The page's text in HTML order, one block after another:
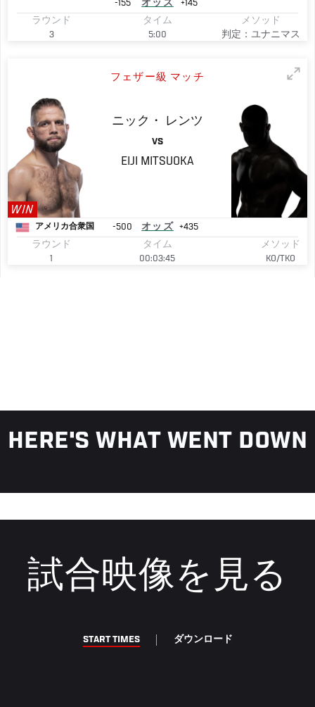
-155 オッズ
+145
ラウンド
3
タイム
5:00
メソッド
判定：ユナニマス
フェザー級 マッチ
WIN
ニック・ レンツ
VS
EIJI MITSUOKA
アメリカ合衆国 -500 オッズ
+435
ラウンド
1
タイム
00:03:45
メソッド
KO/TKO
HERE'S WHAT WENT DOWN
試合映像を見る
START TIMES ダウンロード